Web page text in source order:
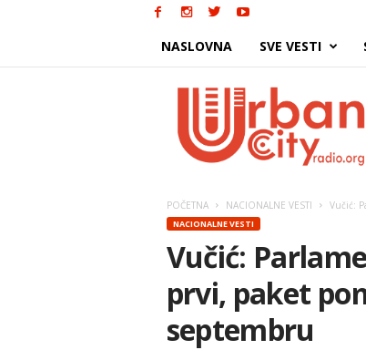
NASLOVNA SVE VESTI
POČETNA NACIONALNE VESTI Vučić:
NACIONALNE VESTI
Vučić:
prvi, paket
septembru